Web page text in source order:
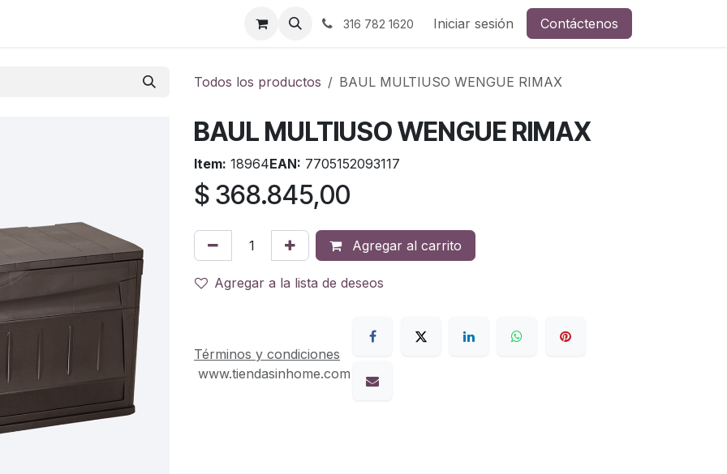
316 782 1620 Iniciar sesión Contáctenos
Todos los productos BAUL MULTIUSO WENGUE RIMAX
BAUL MULTIUSO WENGUE RIMAX
Item: 18964EAN: 7705152093117
$ 368.845,00
Agregar al carrito
Agregar a la lista de deseos
Términos y condiciones
www.tiendasinhome.com